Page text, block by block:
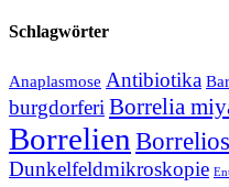
Schlagwörter
Anaplasmose Antibiotika
burgdorferi Borrelia
Borrelien
Dunkelfeldmikroskopie